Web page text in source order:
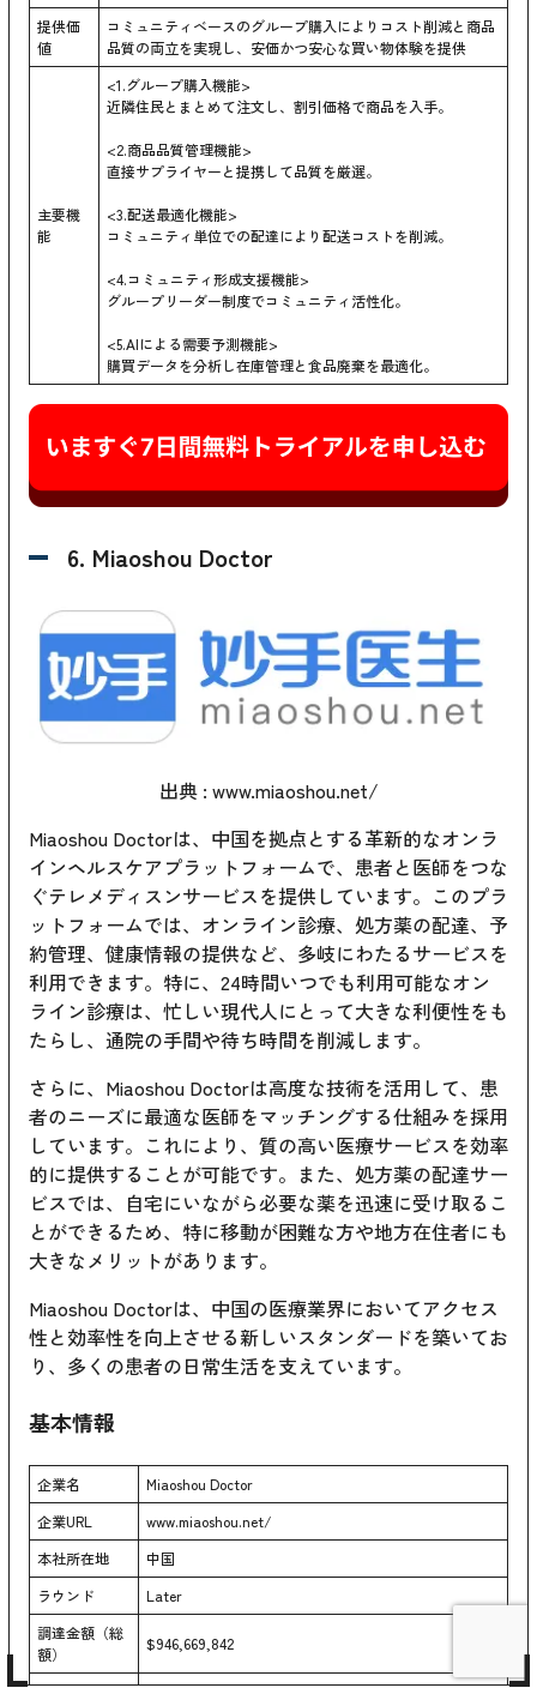
提供価
値
コミュニティベースのグループ購入によりコスト削減と商品
品質の両立を実現し、安価かつ安心な買い物体験を提供
主要機
能
<1.グループ購入機能>
近隣住民とまとめて注文し、割引価格で商品を入手。
<2.商品品質管理機能>
直接サプライヤーと提携して品質を厳選。
<3.配送最適化機能>
コミュニティ単位での配達により配送コストを削減。
<4.コミュニティ形成支援機能>
グループリーダー制度でコミュニティ活性化。
<5.AIによる需要予測機能>
購買データを分析し在庫管理と食品廃棄を最適化。
6. Miaoshou Doctor
出典 : www.miaoshou.net/
Miaoshou Doctorは、中国を拠点とする革新的なオンラ
インヘルスケアプラットフォームで、患者と医師をつな
ぐテレメディスンサービスを提供しています。このプラ
ットフォームでは、オンライン診療、処方薬の配達、予
約管理、健康情報の提供など、多岐にわたるサービスを
利用できます。特に、24時間いつでも利用可能なオン
ライン診療は、忙しい現代人にとって大きな利便性をも
たらし、通院の手間や待ち時間を削減します。
さらに、Miaoshou Doctorは高度な技術を活用して、患
者のニーズに最適な医師をマッチングする仕組みを採用
しています。これにより、質の高い医療サービスを効率
的に提供することが可能です。また、処方薬の配達サー
ビスでは、自宅にいながら必要な薬を迅速に受け取るこ
とができるため、特に移動が困難な方や地方在住者にも
大きなメリットがあります。
Miaoshou Doctorは、中国の医療業界においてアクセス
性と効率性を向上させる新しいスタンダードを築いてお
り、多くの患者の日常生活を支えています。
基本情報
企業名
Miaoshou Doctor
企業URL
www.miaoshou.net/
本社所在地
中国
ラウンド
Later
調達金額（総
額）
$946,669,842